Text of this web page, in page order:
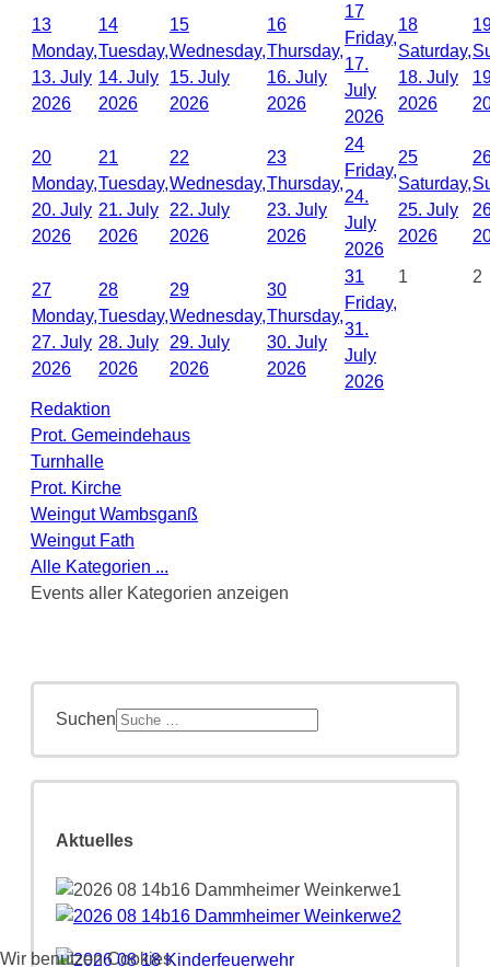
13
Monday,
13. July
2026
14
Tuesday,
14. July
2026
15
Wednesday,
15. July
2026
16
Thursday,
16. July
2026
17
Friday,
17.
July
2026
18
Saturday,
18. July
2026
20
Monday,
20. July
2026
21
Tuesday,
21. July
2026
22
Wednesday,
22. July
2026
23
Thursday,
23. July
2026
24
Friday,
24.
July
2026
25
Saturday,
25. July
2026
27
Monday,
27. July
2026
28
Tuesday,
28. July
2026
29
Wednesday,
29. July
2026
30
Thursday,
30. July
2026
31
Friday,
31.
July
2026
1 2
Redaktion
Prot. Gemeindehaus
Turnhalle
Prot. Kirche
Weingut Wambsganß
Weingut Fath
Alle Kategorien ...
Events aller Kategorien anzeigen
Suchen
Aktuelles
Wir benutzen Cookies